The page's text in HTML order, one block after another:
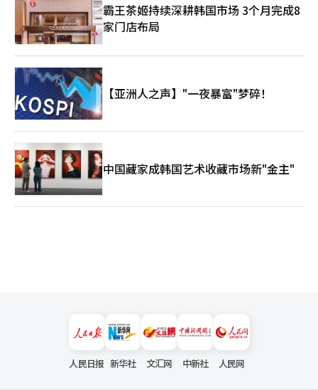
霸王茶姬持续深耕韩国市场 3个月完成8
家门店布局
【亚洲人之声】"一夜暴富"梦碎！
中国藏家成韩国艺术收藏市场新"金主"
人民日报 新华社 文汇网 中新社 人民网